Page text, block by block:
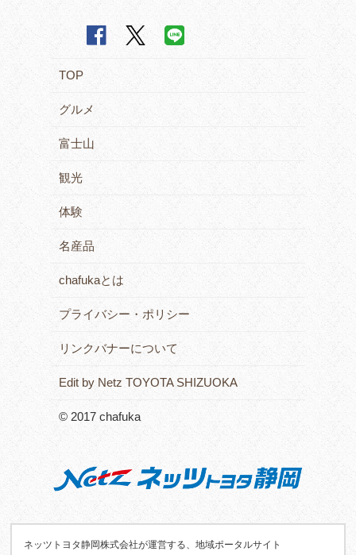
TOP
グルメ
富士山
観光
体験
名産品
chafukaとは
プライバシー・ポリシー
リンクバナーについて
Edit by Netz TOYOTA SHIZUOKA
© 2017 chafuka
ネッツトヨタ静岡株式会社が運営する、地域ポータルサイト